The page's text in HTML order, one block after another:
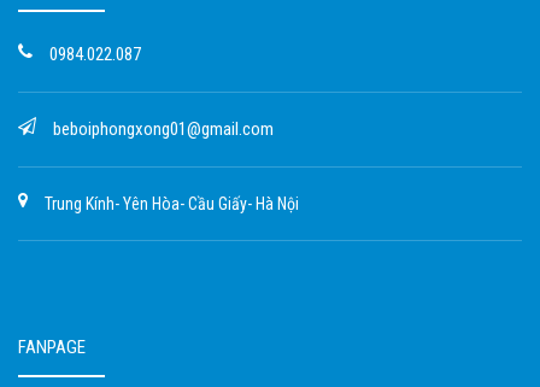
0984.022.087
beboiphongxong01@gmail.com
Trung Kính- Yên Hòa- Cầu Giấy- Hà Nội
FANPAGE